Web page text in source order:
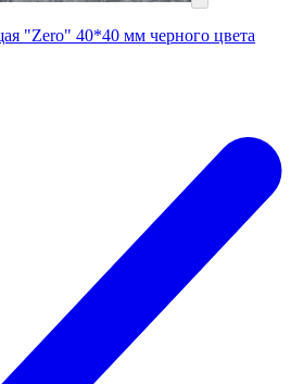
"Zero" 40*40 мм черного цвета